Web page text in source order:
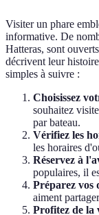
Visiter un phare
informative. De
Hatteras, sont
décrivent leur
simples à suivre :
Choisissez
souhaitez
par bateau.
Vérifiez les
les horaires
Réservez à
populaires, il
Préparez vos
aiment
Profitez de la